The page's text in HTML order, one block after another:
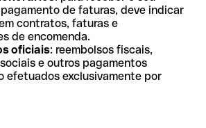
de faturas, deve indicar
contratos, faturas e
de encomenda.
oficiais: reembolsos fiscais,
e outros pagamentos
efetuados exclusivamente por